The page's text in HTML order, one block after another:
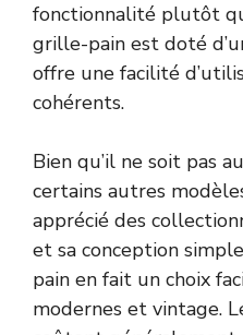
fonctionnalité plutôt
grille-pain est doté
offre une facilité
cohérents.
Bien qu’il ne soit pas
certains autres
apprécié des
et sa conception
pain en fait un choix
modernes et vintage.